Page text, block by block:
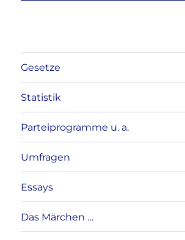
Gesetze
Statistik
Parteiprogramme u. a.
Umfragen
Essays
Das Märchen …